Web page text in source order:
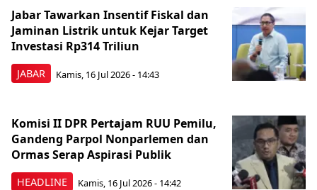
JABAR
Jabar Tawarkan Insentif Fiskal dan
Jaminan Listrik untuk Kejar Target
Investasi Rp314 Triliun
Kamis, 16 Jul 2026 - 14:43
HEADLINE
Komisi II DPR Pertajam RUU Pemilu,
Gandeng Parpol Nonparlemen dan
Ormas Serap Aspirasi Publik
Kamis, 16 Jul 2026 - 14:42